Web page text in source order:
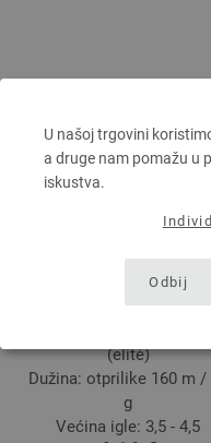
U našoj trgovini
a druge nam pomažu u
iskustva.
Odbij
ELASTICO
(elité)
Dužina: otprilike 160 m /
g
Većina igle: 3,5 - 4,5